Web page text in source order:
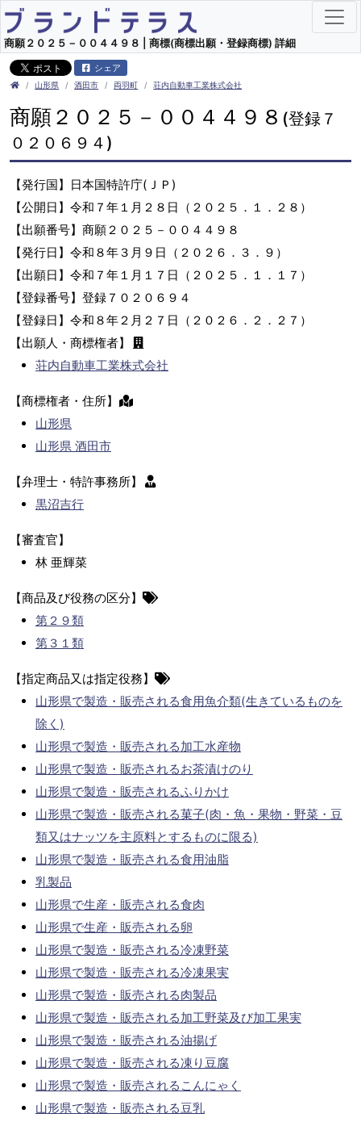
商願２０２５－００４４９８ | 商標(商標出願・登録商標) 詳細
シェア
山形県 酒田市 両羽町 荘内自動車工業株式会社
商願２０２５－００４４９８ (登録７
０２０６９４)
【発行国】日本国特許庁(ＪＰ)
【公開日】令和７年１月２８日（２０２５．１．２８）
【出願番号】商願２０２５－００４４９８
【発行日】令和８年３月９日（２０２６．３．９）
【出願日】令和７年１月１７日（２０２５．１．１７）
【登録番号】登録７０２０６９４
【登録日】令和８年２月２７日（２０２６．２．２７）
【出願人・商標権者】
荘内自動車工業株式会社
【商標権者・住所】
山形県
山形県 酒田市
【弁理士・特許事務所】
黒沼吉行
【審査官】
林 亜輝菜
【商品及び役務の区分】
第２９類
第３１類
【指定商品又は指定役務】
山形県で製造・販売される食用魚介類(生きているものを
除く)
山形県で製造・販売される加工水産物
山形県で製造・販売されるお茶漬けのり
山形県で製造・販売されるふりかけ
山形県で製造・販売される菓子(肉・魚・果物・野菜・豆
類又はナッツを主原料とするものに限る)
山形県で製造・販売される食用油脂
乳製品
山形県で生産・販売される食肉
山形県で生産・販売される卵
山形県で製造・販売される冷凍野菜
山形県で製造・販売される冷凍果実
山形県で製造・販売される肉製品
山形県で製造・販売される加工野菜及び加工果実
山形県で製造・販売される油揚げ
山形県で製造・販売される凍り豆腐
山形県で製造・販売されるこんにゃく
山形県で製造・販売される豆乳